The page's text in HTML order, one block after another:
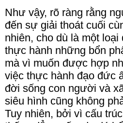
Như vậy, rõ ràng rằng
đến sự giải thoát cuối
nhiên, cho dù là một
thực hành những bổn
mà vì muốn được hợp
việc thực hành đạo đức
đời sống con người và
siêu hình cũng không
Tuy nhiên, bởi vì cấu